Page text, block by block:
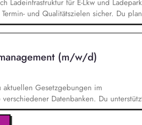
Ladeinfrastruktur für E-Lkw und
und Qualitätszielen sicher. Du
– von der Konzeptentwicklung bis
Konzepte sowie deren Umsetzbarkeit.
Kunden, Behörden, Netzbetreibern
Zusammenarbeit. Du identifizierst und
Gegenmaßnahmen.
(m/w/d)
aktuellen Gesetzgebungen im
Datenbanken. Du
Nachhaltigkeitsprojekten und -
in unseren vielfältigen